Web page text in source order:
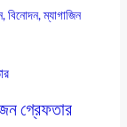
,বিনোদন,ম্যাগাজিন
গ্রেফতার